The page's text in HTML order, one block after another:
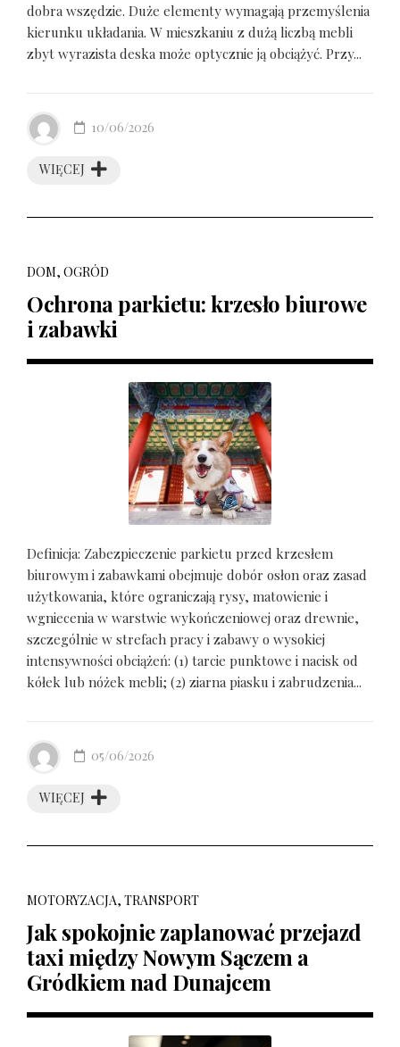
dobra wszędzie. Duże elementy wymagają przemyślenia
kierunku układania. W mieszkaniu z dużą liczbą mebli
zbyt wyrazista deska może optycznie ją obciążyć. Przy...
WIĘCEJ
10/06/2026
DOM, OGRÓD
Ochrona parkietu: krzesło biurowe
i zabawki
Definicja: Zabezpieczenie parkietu przed krzesłem
biurowym i zabawkami obejmuje dobór osłon oraz zasad
użytkowania, które ograniczają rysy, matowienie i
wgniecenia w warstwie wykończeniowej oraz drewnie,
szczególnie w strefach pracy i zabawy o wysokiej
intensywności obciążeń: (1) tarcie punktowe i nacisk od
kółek lub nóżek mebli; (2) ziarna piasku i zabrudzenia...
WIĘCEJ
05/06/2026
MOTORYZACJA, TRANSPORT
Jak spokojnie zaplanować przejazd
taxi między Nowym Sączem a
Gródkiem nad Dunajcem